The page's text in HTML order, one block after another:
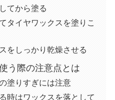
てから塗る
タイヤワックスを塗りこ
をしっかり乾燥させる
う際の注意点とは
塗りすぎには注意
時はワックスを落として